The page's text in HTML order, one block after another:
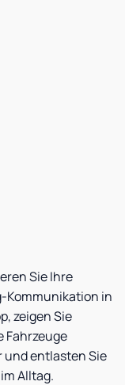
Sie Ihre
Kommunikation in
zeigen Sie
Fahrzeuge
und entlasten Sie
Alltag.